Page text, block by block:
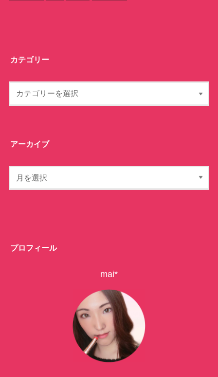
カテゴリー
アーカイブ
プロフィール
mai*